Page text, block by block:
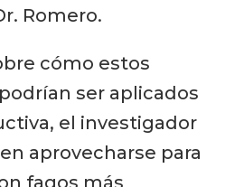
Romero.
cómo estos
ser aplicados
el investigador
aprovecharse para
fagos más